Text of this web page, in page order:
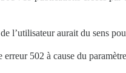
l’utilisateur aurait du sens
erreur 502 à cause du